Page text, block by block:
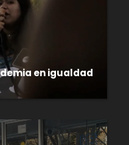
en igualdad